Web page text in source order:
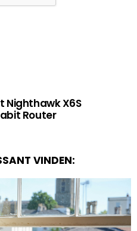
Nighthawk X6S
Router
VINDEN: